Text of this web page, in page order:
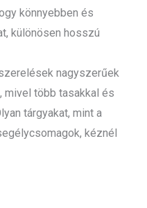
könnyebben és
különösen hosszú
nagyszerűek
mivel több tasakkal és
tárgyakat, mint a
kéznél